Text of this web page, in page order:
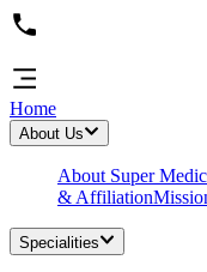
Home
About Us
About Super
& Affiliation
Specialities